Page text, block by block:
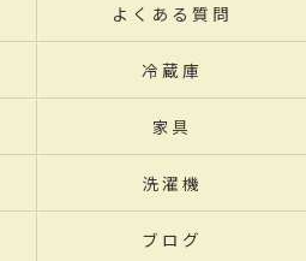
よくある質問
冷蔵庫
家具
洗濯機
ブログ